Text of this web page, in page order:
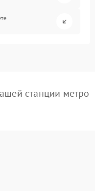
станции метро